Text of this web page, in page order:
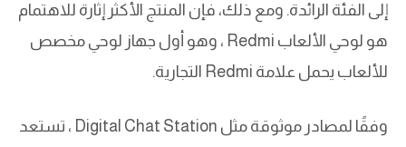
إلى الفئة الرائدة. ومع ذلك، فإن المنتج الأكثر إثارة للاهتمام
هو لوحي الألعاب Redmi ، وهو أول جهاز لوحي مخصص
للألعاب يحمل علامة Redmi التجارية.
وفقًا لمصادر موثوقة مثل Digital Chat Station ، تستعد